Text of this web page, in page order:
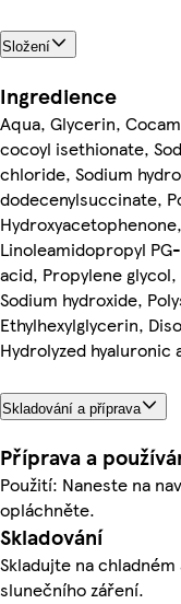
Složení
Ingredience
Aqua, Glycerin,
cocoyl isethionate,
chloride, Sodium
dodecenylsuccinate,
Linoleamidopropyl
acid, Propylene
Sodium hydroxide,
Ethylhexylglycerin,
Hydrolyzed
Skladování a příprava
Příprava a
Použití: Naneste na
opláchněte.
Skladování
Skladujte na
slunečního záření.